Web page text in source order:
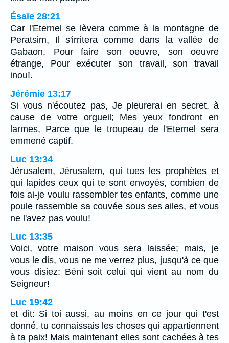
Ésaïe 28:21
Car l'Eternel se lèvera comme à la montagne de
Peratsim, Il s'irritera comme dans la vallée de
Gabaon, Pour faire son oeuvre, son oeuvre
étrange, Pour exécuter son travail, son travail
inouï.
Jérémie 13:17
Si vous n'écoutez pas, Je pleurerai en secret, à
cause de votre orgueil; Mes yeux fondront en
larmes, Parce que le troupeau de l'Eternel sera
emmené captif.
Luc 13:34
Jérusalem, Jérusalem, qui tues les prophètes et
qui lapides ceux qui te sont envoyés, combien de
fois ai-je voulu rassembler tes enfants, comme une
poule rassemble sa couvée sous ses ailes, et vous
ne l'avez pas voulu!
Luc 13:35
Voici, votre maison vous sera laissée; mais, je
vous le dis, vous ne me verrez plus, jusqu'à ce que
vous disiez: Béni soit celui qui vient au nom du
Seigneur!
Luc 19:42
et dit: Si toi aussi, au moins en ce jour qui t'est
donné, tu connaissais les choses qui appartiennent
à ta paix! Mais maintenant elles sont cachées à tes